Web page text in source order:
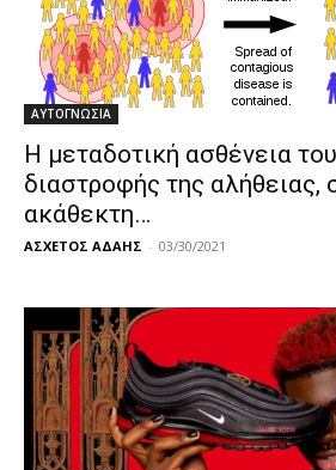
ΑΥΤΟΓΝΩΣΙΑ
Η μεταδοτική ασθένεια
διαστροφής της αλήθειας,
ακάθεκτη…
ΑΣΧΕΤΟΣ ΑΔΑΗΣ - 03/30/2021